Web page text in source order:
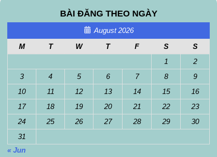
BÀI ĐĂNG THEO NGÀY
August 2026
M
T W T F S
S
1
2
3
4 5 6 7 8
9
10
11 12 13 14 15
16
17
18 19 20 21 22
23
24
25 26 27 28 29
30
31
« Jun